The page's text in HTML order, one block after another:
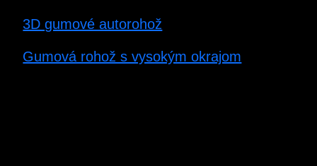
3D gumové autorohož
Gumová rohož s vysokým okrajom